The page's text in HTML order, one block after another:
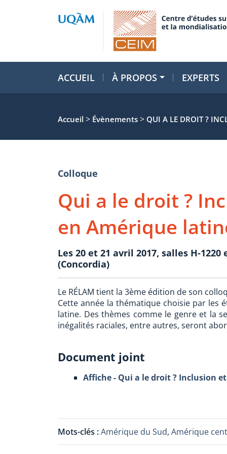
ACCUEIL À PROPOS EXPERTS
Accueil > Évènements > QUI A LE DROIT ?
Colloque
Qui a le droit ?
en Amérique
Les 20 et 21 avril 2017, salles H-
(Concordia)
Le RÉLAM tient la 3ème édition de son
Cette année la thématique choisie par les
latine. Des thèmes comme le genre et la
inégalités raciales, entre autres, seront
Document joint
Affiche - Qui a le droit ? Inclusion
Mots-clés :Amérique du Sud, Amérique